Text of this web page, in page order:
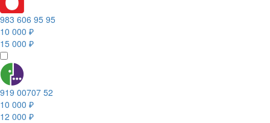
983 606 95 95
10 000 ₽
15 000 ₽
919 00707 52
10 000 ₽
12 000 ₽